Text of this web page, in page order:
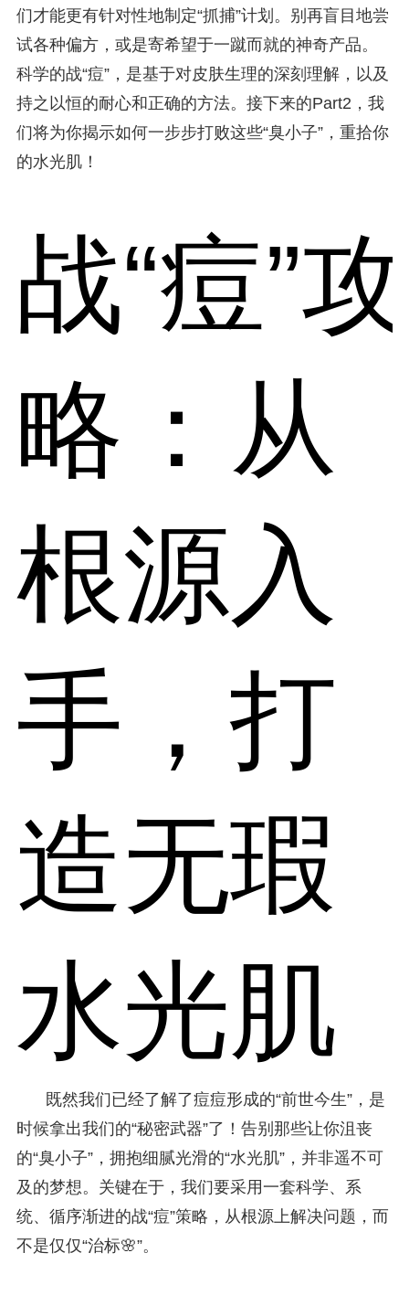
们才能更有针对性地制定“抓捕”计划。别再盲目地尝
试各种偏方，或是寄希望于一蹴而就的神奇产品。
科学的战“痘”，是基于对皮肤生理的深刻理解，以及
持之以恒的耐心和正确的方法。接下来的Part2，我
们将为你揭示如何一步步打败这些“臭小子”，重拾你
的水光肌！
战“痘”攻
略：从
根源入
手，打
造无瑕
水光肌
既然我们已经了解了痘痘形成的“前世今生”，是
时候拿出我们的“秘密武器”了！告别那些让你沮丧
的“臭小子”，拥抱细腻光滑的“水光肌”，并非遥不可
及的梦想。关键在于，我们要采用一套科学、系
统、循序渐进的战“痘”策略，从根源上解决问题，而
不是仅仅“治标🌸”。